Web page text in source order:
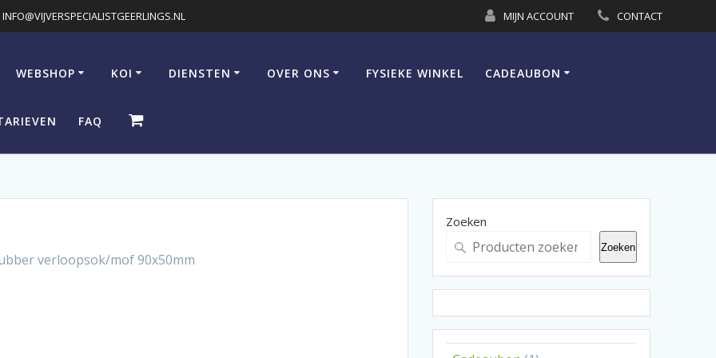
INFO@VIJVERSPECIALISTGEERLINGS.NL MIJN ACCOUNT CONTACT
WEBSHOP KOI DIENSTEN OVER ONS FYSIEKE WINKEL CADEAUBON
FAQ
verloopsok/mof 90x50mm
Zoeken
Zoeken